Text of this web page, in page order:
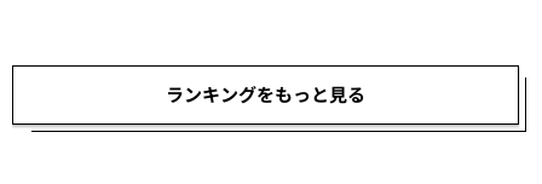
ランキングをもっと見る